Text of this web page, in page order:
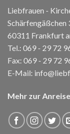
Liebfrauen -
Schärfengäßchen
60311 Frankfurt
Tel.: 069 - 29 72
Fax: 069 - 29 72
E-Mail:
Mehr zur Anreise